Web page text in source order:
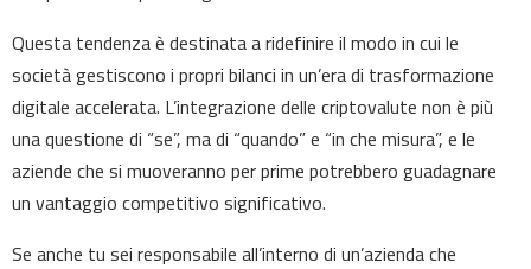
Questa tendenza è destinata a ridefinire il modo in cui le
società gestiscono i propri bilanci in un’era di trasformazione
digitale accelerata. L’integrazione delle criptovalute non è più
una questione di “se”, ma di “quando” e “in che misura”, e le
aziende che si muoveranno per prime potrebbero guadagnare
un vantaggio competitivo significativo.
Se anche tu sei responsabile all’interno di un’azienda che